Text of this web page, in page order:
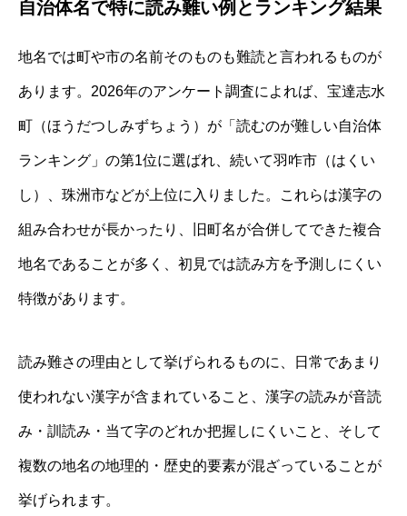
自治体名で特に読み難い例とランキング結果
地名では町や市の名前そのものも難読と言われるものが
あります。2026年のアンケート調査によれば、宝達志水
町（ほうだつしみずちょう）が「読むのが難しい自治体
ランキング」の第1位に選ばれ、続いて羽咋市（はくい
し）、珠洲市などが上位に入りました。これらは漢字の
組み合わせが長かったり、旧町名が合併してできた複合
地名であることが多く、初見では読み方を予測しにくい
特徴があります。
読み難さの理由として挙げられるものに、日常であまり
使われない漢字が含まれていること、漢字の読みが音読
み・訓読み・当て字のどれか把握しにくいこと、そして
複数の地名の地理的・歴史的要素が混ざっていることが
挙げられます。